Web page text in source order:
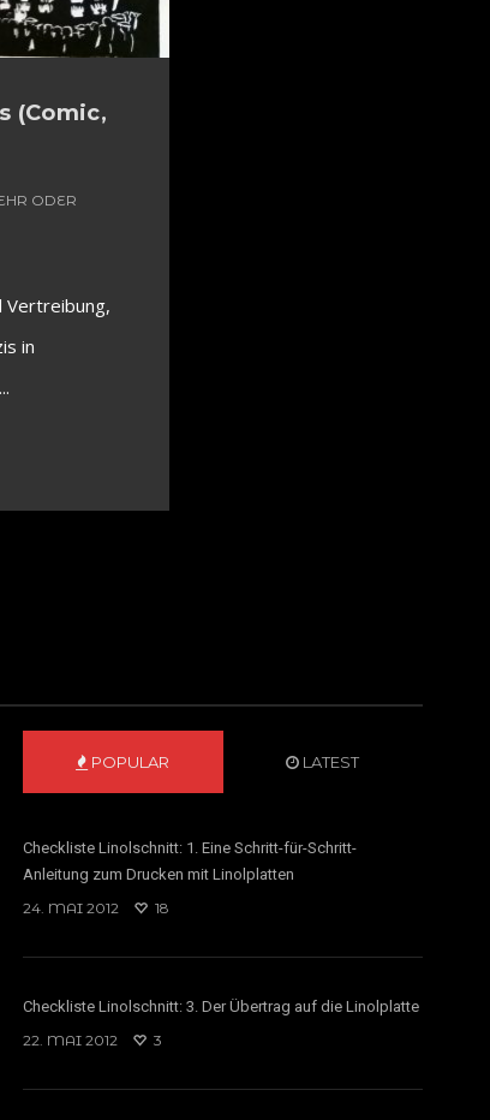
(Comic,
ODER
Vertreibung,
in
POPULAR LATEST
Checkliste Linolschnitt: 1. Eine Schritt-für-Schritt-
Anleitung zum Drucken mit Linolplatten
24. MAI 2012
18
Checkliste Linolschnitt: 3. Der Übertrag auf die Linolplatte
22. MAI 2012
3